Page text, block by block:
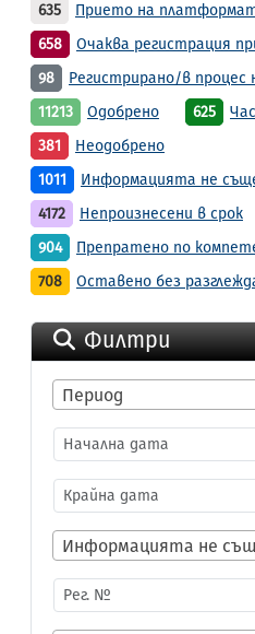
635
Прието на
658
Очаква регистрация
98
Регистрирано/в процес
11213
Одобрено 625
381
Неодобрено
1011
Информацията не
4172
Непроизнесени в срок
904
Препратено по
708
Оставено без
Филтри
Период
Информацията не